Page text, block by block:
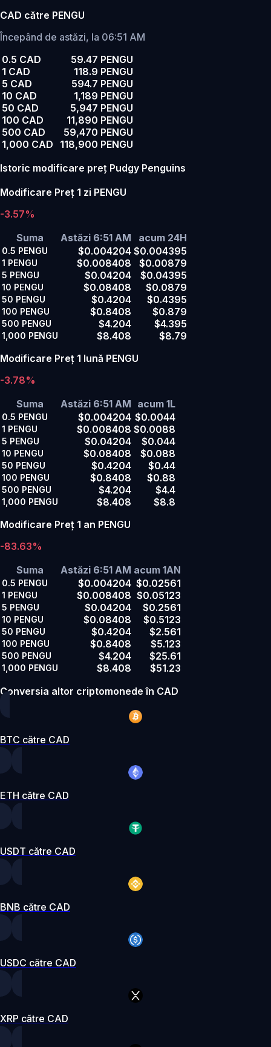
CAD către PENGU
Începând de astăzi, la 06:51 AM
0.5 CAD
59.47 PENGU
1 CAD
118.9 PENGU
5 CAD
594.7 PENGU
10 CAD
1,189 PENGU
50 CAD
5,947 PENGU
100 CAD
11,890 PENGU
500 CAD
59,470 PENGU
1,000 CAD
118,900 PENGU
Istoric modificare preț Pudgy Penguins
Modificare Preț 1 zi PENGU
-3.57%
Suma
Astăzi 6:51 AM acum 24H
0.5 PENGU $0.004204 $0.004395
1 PENGU $0.008408 $0.00879
5 PENGU $0.04204 $0.04395
10 PENGU $0.08408 $0.0879
50 PENGU $0.4204 $0.4395
100 PENGU $0.8408 $0.879
500 PENGU $4.204 $4.395
1,000 PENGU $8.408
$8.79
Modificare Preț 1 lună PENGU
-3.78%
Suma
Astăzi 6:51 AM acum 1L
0.5 PENGU $0.004204 $0.0044
1 PENGU $0.008408 $0.0088
5 PENGU $0.04204 $0.044
10 PENGU $0.08408 $0.088
50 PENGU $0.4204 $0.44
100 PENGU $0.8408 $0.88
500 PENGU $4.204 $4.4
1,000 PENGU $8.408
$8.8
Modificare Preț 1 an PENGU
-83.63%
Suma
Astăzi 6:51 AM acum 1AN
0.5 PENGU $0.004204 $0.02561
1 PENGU $0.008408 $0.05123
5 PENGU $0.04204 $0.2561
10 PENGU $0.08408 $0.5123
50 PENGU $0.4204 $2.561
100 PENGU $0.8408 $5.123
500 PENGU $4.204 $25.61
1,000 PENGU $8.408
$51.23
Conversia altor criptomonede în CAD
BTC către CAD
ETH către CAD
USDT către CAD
BNB către CAD
USDC către CAD
XRP către CAD